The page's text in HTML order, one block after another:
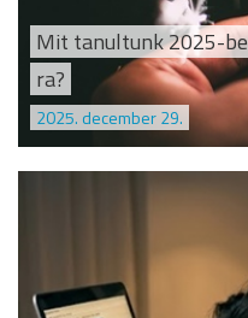
Mit tanultunk 2025-
ra?
2025. december 29.